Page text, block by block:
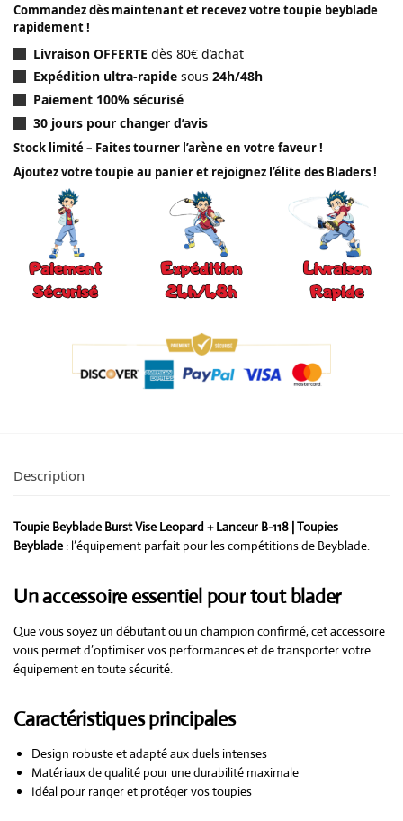
Commandez dès maintenant et recevez votre toupie beyblade
rapidement !
Livraison OFFERTE dès 80€ d’achat
Expédition ultra-rapide sous 24h/48h
Paiement 100% sécurisé
30 jours pour changer d’avis
Stock limité – Faites tourner l’arène en votre faveur !
Ajoutez votre toupie au panier et rejoignez l’élite des Bladers !
Description
Toupie Beyblade Burst Vise Leopard + Lanceur B-118 | Toupies
Beyblade : l’équipement parfait pour les compétitions de Beyblade.
Un accessoire essentiel pour tout blader
Que vous soyez un débutant ou un champion confirmé, cet accessoire
vous permet d’optimiser vos performances et de transporter votre
équipement en toute sécurité.
Caractéristiques principales
Design robuste et adapté aux duels intenses
Matériaux de qualité pour une durabilité maximale
Idéal pour ranger et protéger vos toupies